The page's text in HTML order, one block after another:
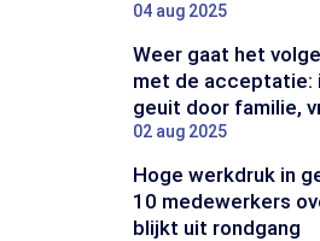
04 aug 2025
Weer gaat het
met de acceptatie:
geuit door familie,
02 aug 2025
Hoge werkdruk in
10 medewerkers
blijkt uit rondgang